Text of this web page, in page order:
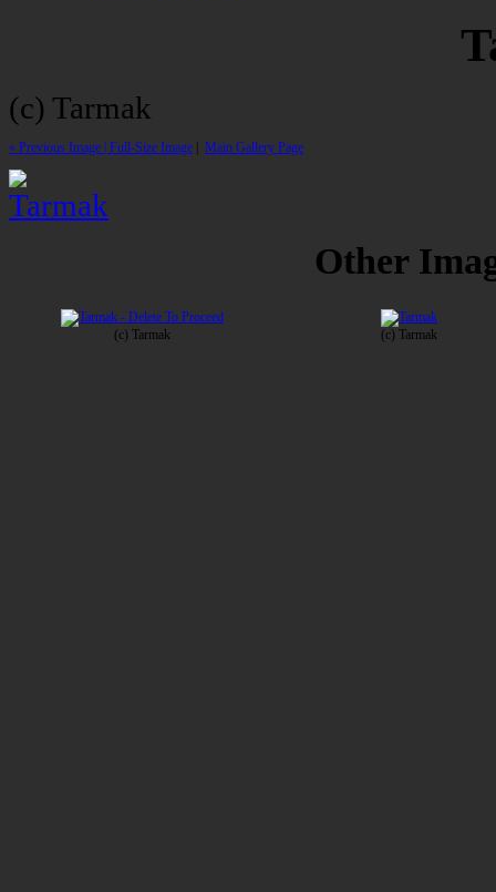
(c) Tarmak
« Previous Image | Full-Size Image Main Gallery Page
Other
(c) Tarmak (c) Tarmak